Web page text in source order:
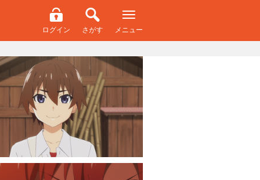
ログイン さがす メニュー